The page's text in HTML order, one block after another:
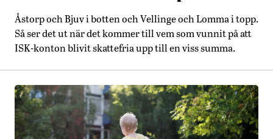
Åstorp och Bjuv i botten och Vellinge och Lomma i topp.
Så ser det ut när det kommer till vem som vunnit på att
ISK-konton blivit skattefria upp till en viss summa.